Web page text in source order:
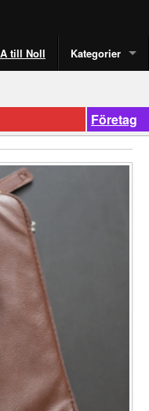
till Noll Kategorier
Företag